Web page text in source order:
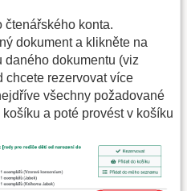
čtenářského konta.
dokument a klikněte na
daného dokumentu (viz
chcete rezervovat více
všechny požadované
a poté provést v košíku